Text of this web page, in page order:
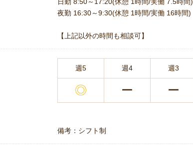
夜勤 16:30～9:30(休憩 1時間/実働 16時間)
【上記以外の時間も相談可】
週5 週4 週3
◎ ー ー
備考：シフト制